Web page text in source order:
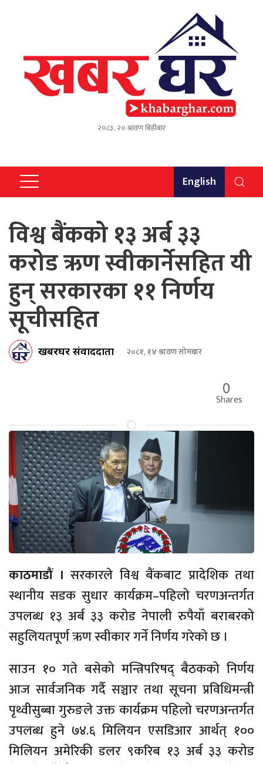
२०८३, २० श्रावण बिहीबार
English
विश्व बैंकको १३ अर्ब ३३
करोड ऋण स्वीकार्नेसहित यी
हुन् सरकारका ११ निर्णय
सूचीसहित
खबरघर संवाददाता २०८१, १४ श्रावण सोमबार
0
Shares
काठमाडौं । सरकारले विश्व बैंकबाट प्रादेशिक तथा
स्थानीय सडक सुधार कार्यक्रम–पहिलो चरणअन्तर्गत
उपलब्ध १३ अर्ब ३३ करोड नेपाली रुपैयाँ बराबरको
सहुलियतपूर्ण ऋण स्वीकार गर्ने निर्णय गरेको छ ।
साउन १० गते बसेको मन्त्रिपरिषद् बैठकको निर्णय
आज सार्वजनिक गर्दै सञ्चार तथा सूचना प्रविधिमन्त्री
पृथ्वीसुब्बा गुरुङले उक्त कार्यक्रम पहिलो चरणअन्तर्गत
उपलब्ध हुने ७४.६ मिलियन एसडिआर आर्थत् १००
मिलियन अमेरिकी डलर ९करिब १३ अर्ब ३३ करोड